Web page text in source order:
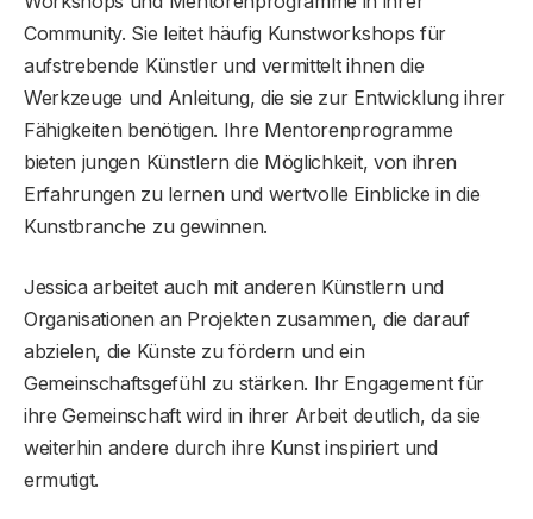
Community. Sie leitet häufig Kunstworkshops für
aufstrebende Künstler und vermittelt ihnen die
Werkzeuge und Anleitung, die sie zur Entwicklung ihrer
Fähigkeiten benötigen. Ihre Mentorenprogramme
bieten jungen Künstlern die Möglichkeit, von ihren
Erfahrungen zu lernen und wertvolle Einblicke in die
Kunstbranche zu gewinnen.
Jessica arbeitet auch mit anderen Künstlern und
Organisationen an Projekten zusammen, die darauf
abzielen, die Künste zu fördern und ein
Gemeinschaftsgefühl zu stärken. Ihr Engagement für
ihre Gemeinschaft wird in ihrer Arbeit deutlich, da sie
weiterhin andere durch ihre Kunst inspiriert und
ermutigt.